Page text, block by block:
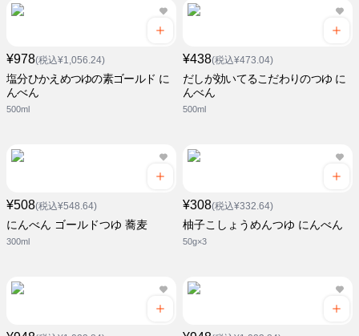
¥978(税込¥1,056.24)
塩分ひかえめつゆの素ゴールド に
んべん
500ml
¥438(税込¥473.04)
だしが効いてるこだわりのつゆ に
んべん
500ml
¥508(税込¥548.64)
にんべん ゴールドつゆ 蕎麦
300ml
¥308(税込¥332.64)
柚子こしょうめんつゆ にんべん
50g×3